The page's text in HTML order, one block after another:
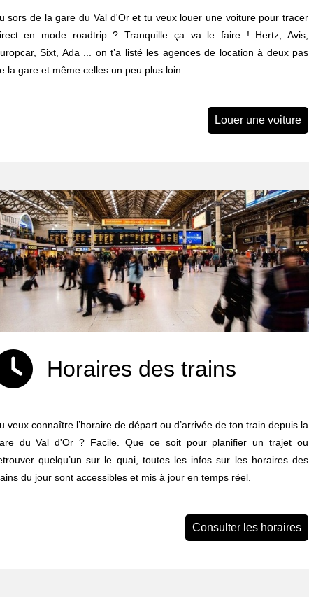
sors de la gare du Val d'Or et tu veux louer une voiture pour tracer
en mode roadtrip ? Tranquille ça va le faire ! Hertz, Avis,
Sixt, Ada ... on t’a listé les agences de location à deux pas
la gare et même celles un peu plus loin.
Louer une voiture
Horaires des trains
veux connaître l’horaire de départ ou d’arrivée de ton train depuis la
du Val d'Or ? Facile. Que ce soit pour planifier un trajet ou
quelqu’un sur le quai, toutes les infos sur les horaires des
du jour sont accessibles et mis à jour en temps réel.
Consulter les horaires